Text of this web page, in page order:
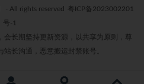
- All rights reserved
粤ICP备2023002201
号-1
长期坚持更新资源，以共享为原则，尊
站长沟通，恶意搬运封禁账号。